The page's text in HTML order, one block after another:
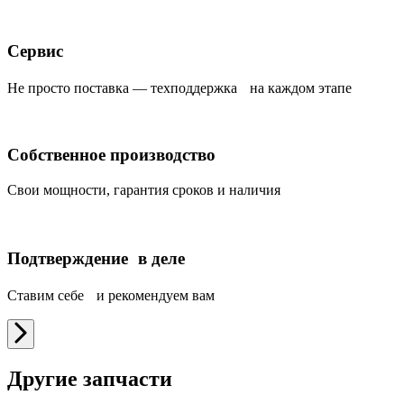
Сервис
Не просто поставка — техподдержка на каждом этапе
Собственное производство
Свои мощности, гарантия сроков и наличия
Подтверждение в деле
Ставим себе и рекомендуем вам
Другие запчасти